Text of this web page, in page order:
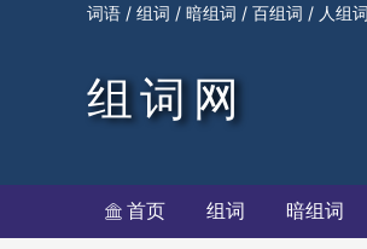
词语 / 组词 / 暗组词 / 百组词 / 人组词
组词网
 首页 组词 暗组词